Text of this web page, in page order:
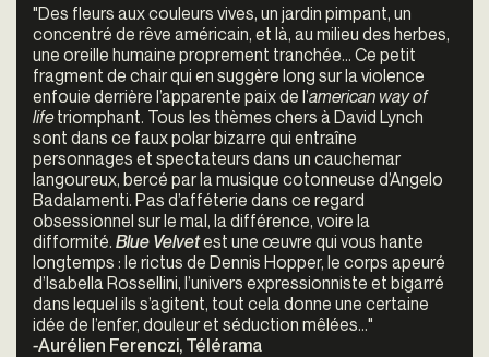
"Des fleurs aux couleurs vives, un jardin pimpant, un
concentré de rêve américain, et là, au milieu des herbes,
une oreille humaine proprement tranchée… Ce petit
fragment de chair qui en suggère long sur la violence
enfouie derrière l’apparente paix de l’american way of
life triomphant. Tous les thèmes chers à David Lynch
sont dans ce faux polar bizarre qui entraîne
personnages et spectateurs dans un cauchemar
langoureux, bercé par la musique cotonneuse d’Angelo
Badalamenti. Pas d’afféterie dans ce regard
obsessionnel sur le mal, la différence, voire la
difformité. Blue Velvetest une œuvre qui vous hante
longtemps : le rictus de Dennis Hopper, le corps apeuré
d’Isabella Rossellini, l’univers expressionniste et bigarré
dans lequel ils s’agitent, tout cela donne une certaine
idée de l’enfer, douleur et séduction mêlées…"
-Aurélien Ferenczi, Télérama